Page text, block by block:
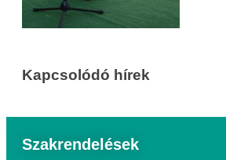
Kapcsolódó hírek
Szakrendelések